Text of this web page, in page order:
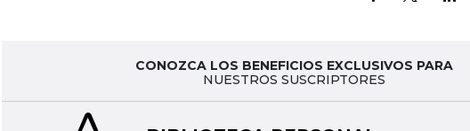
CONOZCA LOS BENEFICIOS EXCLUSIVOS PARA
NUESTROS SUSCRIPTORES